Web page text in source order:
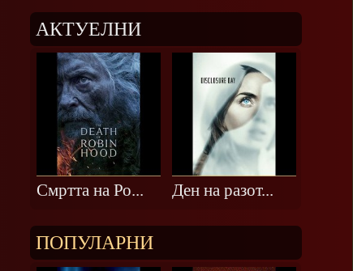
АКТУЕЛНИ
Смртта на Ро... Ден на разот...
ПОПУЛАРНИ